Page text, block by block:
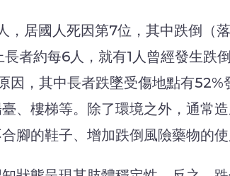
，居國人死因第7位，其中跌倒（
者約每6人，就有1人曾經發生跌
因，其中長者跌墜受傷地點有
、樓梯等。除了環境之外，通常
腳的鞋子、增加跌倒風險藥物的使